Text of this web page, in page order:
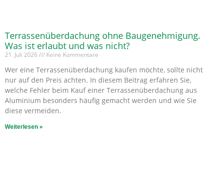
Terrassenüberdachung ohne Baugenehmigung.
Was ist erlaubt und was nicht?
21. Juli 2026 Keine Kommentare
Wer eine Terrassenüberdachung kaufen möchte, sollte nicht
nur auf den Preis achten. In diesem Beitrag erfahren Sie,
welche Fehler beim Kauf einer Terrassenüberdachung aus
Aluminium besonders häufig gemacht werden und wie Sie
diese vermeiden.
Weiterlesen »